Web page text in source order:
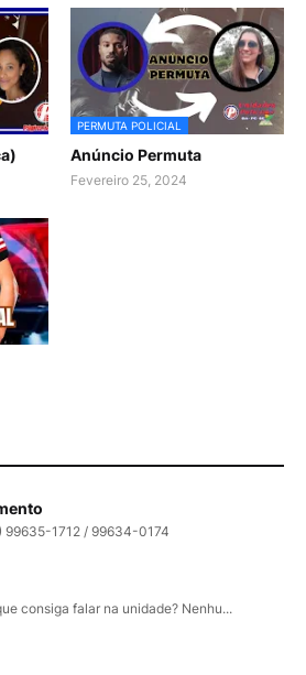
PERMUTA POLICIAL
Anúncio Permuta
Fevereiro 25, 2024
99635-1712 / 99634-0174
consiga falar na unidade? Nenhu...